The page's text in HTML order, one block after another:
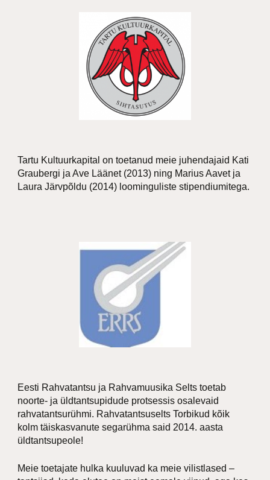
Tartu Kultuurkapital on toetanud meie juhendajaid Kati
Graubergi ja Ave Läänet (2013) ning Marius Aavet ja
Laura Järvpõldu (2014) loominguliste stipendiumitega.
Eesti Rahvatantsu ja Rahvamuusika Selts toetab
noorte- ja üldtantsupidude protsessis osalevaid
rahvatantsurühmi. Rahvatantsuselts Torbikud kõik
kolm täiskasvanute segarühma said 2014. aasta
üldtantsupeole!
Meie toetajate hulka kuuluvad ka meie vilistlased –